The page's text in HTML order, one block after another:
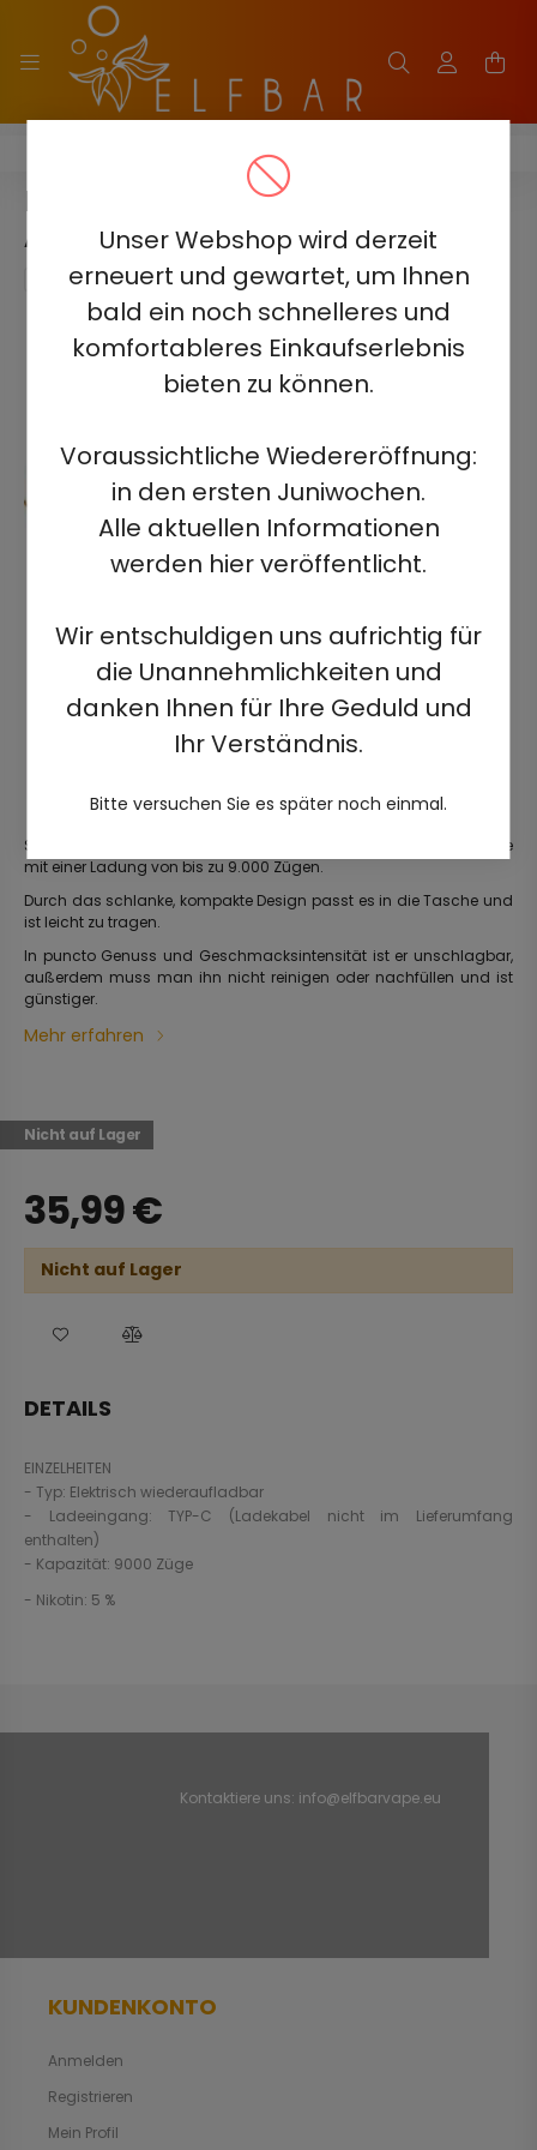
Unser Webshop wird derzeit
erneuert und gewartet, um Ihnen
bald ein noch schnelleres und
komfortableres Einkaufserlebnis
bieten zu können.
Voraussichtliche Wiedereröffnung:
in den ersten Juniwochen.
Alle aktuellen Informationen
werden hier veröffentlicht.
Wir entschuldigen uns aufrichtig für
die Unannehmlichkeiten und
danken Ihnen für Ihre Geduld und
Ihr Verständnis.
Bitte versuchen Sie es später noch einmal.
ELF BAR PI9000
ELF BAR PI9000 - COLA ICE 5% -
AUFLADBAR
Stilvolle, gebrauchsfertige, vorgefüllte elektrische Einwegzigarette
mit einer Ladung von bis zu 9.000 Zügen.
Durch das schlanke, kompakte Design passt es in die Tasche und
ist leicht zu tragen.
In puncto Genuss und Geschmacksintensität ist er unschlagbar,
außerdem muss man ihn nicht reinigen oder nachfüllen und ist
günstiger.
Mehr erfahren
Nicht auf Lager
35,99€
Nicht auf Lager
DETAILS
EINZELHEITEN
- Typ: Elektrisch wiederaufladbar
- Ladeeingang: TYP-C (Ladekabel nicht im Lieferumfang
enthalten)
- Kapazität: 9000 Züge
- Nikotin: 5 %
Kontaktiere uns: info@elfbarvape.eu
KUNDENKONTO
Anmelden
Registrieren
Mein Profil